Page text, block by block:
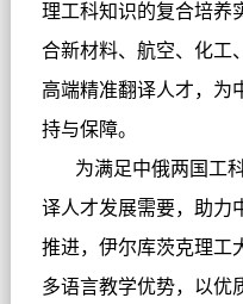
理工科知识的复合培养
合新材料、航空、化工
高端精准翻译人才，为
持与保障。
为满足中俄两国工科
译人才发展需要，助力
推进，伊尔库茨克理工
多语言教学优势，以优